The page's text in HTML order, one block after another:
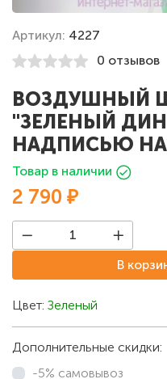
Артикул: 4227
0 отзывов
ВОЗДУШНЫЙ
"ЗЕЛЕНЫЙ
НАДПИСЬЮ
Товар в наличии
2 790 ₽
В
Цвет: Зеленый
Дополнительные скидки:
-5% самовывоз